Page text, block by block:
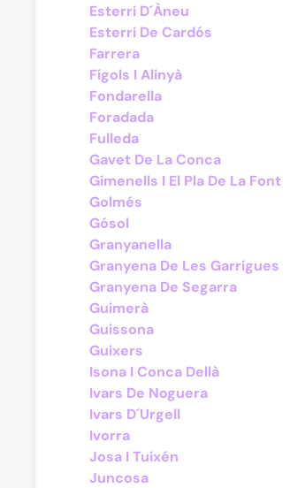
Esterri D´Àneu
Esterri De Cardós
Farrera
Fígols I Alinyà
Fondarella
Foradada
Fulleda
Gavet De La Conca
Gimenells I El Pla De La Font
Golmés
Gósol
Granyanella
Granyena De Les Garrigues
Granyena De Segarra
Guimerà
Guissona
Guixers
Isona I Conca Dellà
Ivars De Noguera
Ivars D´Urgell
Ivorra
Josa I Tuixén
Juncosa